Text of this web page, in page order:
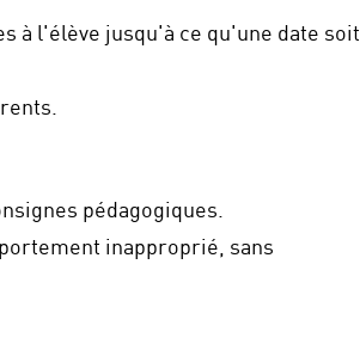
à l'élève jusqu'à ce qu'une date soit
pédagogiques.
inapproprié, sans